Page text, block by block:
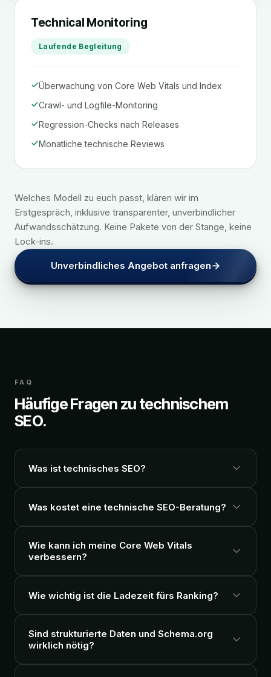
Technical Monitoring
Laufende Begleitung
Überwachung von Core Web Vitals und Index
Crawl- und Logfile-Monitoring
Regression-Checks nach Releases
Monatliche technische Reviews
Welches Modell zu euch passt, klären wir im
Erstgespräch, inklusive transparenter, unverbindlicher
Aufwandsschätzung. Keine Pakete von der Stange, keine
Lock-ins.
Unverbindliches Angebot anfragen
FAQ
Häufige Fragen zu technischem
SEO.
Was ist technisches SEO?
Was kostet eine technische SEO-Beratung?
Wie kann ich meine Core Web Vitals
verbessern?
Wie wichtig ist die Ladezeit fürs Ranking?
Sind strukturierte Daten und Schema.org
wirklich nötig?